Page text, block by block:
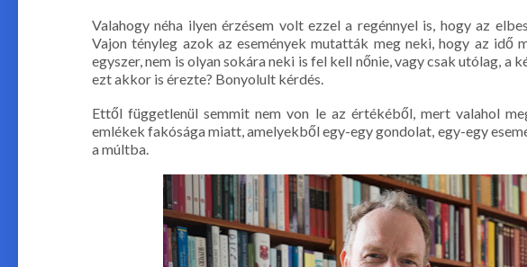
Valahogy néha ilyen érzésem volt ezzel a regénnyel is, hogy az
Vajon tényleg azok az események mutatták meg neki, hogy az idő
egyszer, nem is olyan sokára neki is fel kell nőnie, vagy csak utólag,
ezt akkor is érezte? Bonyolult kérdés.
Ettől függetlenül semmit nem von le az értékéből, mert valahol
emlékek fakósága miatt, amelyekből egy-egy gondolat, egy-egy
a múltba.